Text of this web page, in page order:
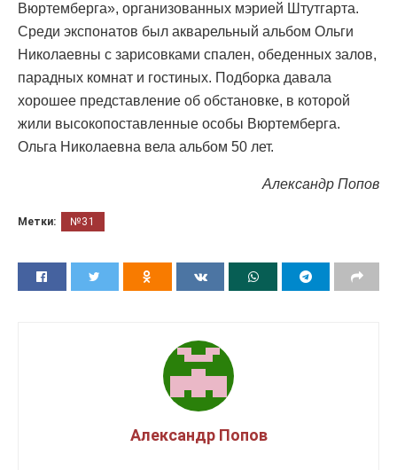
Вюртемберга», организованных мэрией Штутгарта.
Среди экспонатов был акварельный альбом Ольги
Николаевны с зарисовками спален, обеденных залов,
парадных комнат и гостиных. Подборка давала
хорошее представление об обстановке, в которой
жили высокопоставленные особы Вюртемберга.
Ольга Николаевна вела альбом 50 лет.
Александр Попов
Метки: №31
Александр Попов